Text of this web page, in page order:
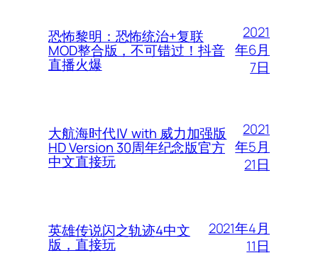
恐怖黎明：恐怖统治+复联
MOD整合版，不可错过！抖音
直播火爆
2021
年6月
7日
大航海时代Ⅳ with 威力加强版
HD Version 30周年纪念版官方
中文直接玩
2021
年5月
21日
英雄传说闪之轨迹4中文
版，直接玩
2021年4月
11日